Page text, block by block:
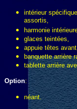
intérieur
assortis,
harmonie
glaces teintées,
appuie têtes
banquette arrière
tablette arrière
Option:
néant.